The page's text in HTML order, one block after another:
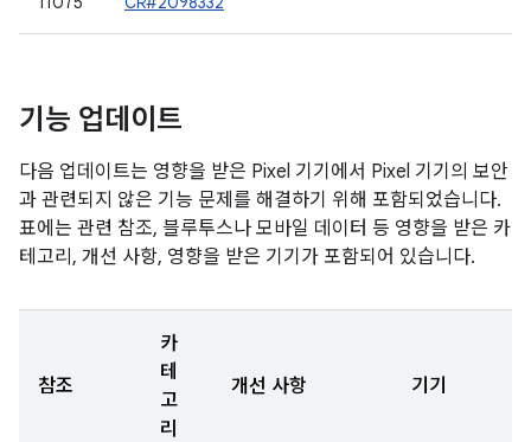
기능 업데이트
다음 업데이트는 영향을 받은 Pixel 기기에서 Pixel 기기의 보안
과 관련되지 않은 기능 문제를 해결하기 위해 포함되었습니다.
표에는 관련 참조, 블루투스나 모바일 데이터 등 영향을 받은 카
테고리, 개선 사항, 영향을 받은 기기가 포함되어 있습니다.
참조
카
테
고
리
개선 사항 기기